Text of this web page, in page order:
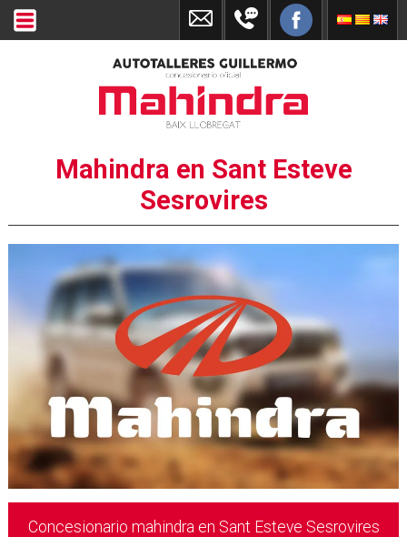
Mahindra en Sant Esteve
Sesrovires
Concesionario mahindra en Sant Esteve Sesrovires